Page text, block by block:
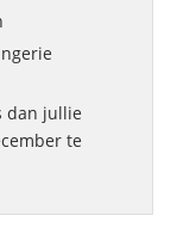
dan jullie
te